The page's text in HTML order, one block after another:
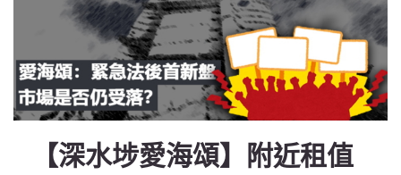
【深水埗愛海頌】附近租值